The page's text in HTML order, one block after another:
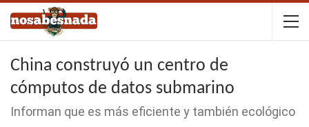
China construyó un centro de
cómputos de datos submarino
Informan que es más eficiente y también ecológico